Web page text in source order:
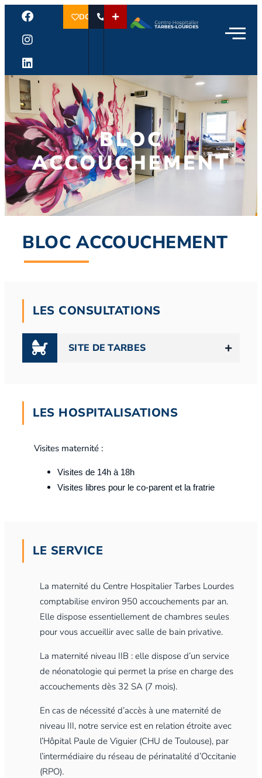
DON
BLOC
ACCOUCHEMENT
BLOC ACCOUCHEMENT
LES CONSULTATIONS
SITE DE TARBES
LES HOSPITALISATIONS
Visites maternité :
Visites de 14h à 18h
Visites libres pour le co-parent et la fratrie
LE SERVICE
La maternité du Centre Hospitalier Tarbes Lourdes
comptabilise environ 950 accouchements par an.
Elle dispose essentiellement de chambres seules
pour vous accueillir avec salle de bain privative.
La maternité niveau IIB : elle dispose d’un service
de néonatologie qui permet la prise en charge des
accouchements dès 32 SA (7 mois).
En cas de nécessité d’accès à une maternité de
niveau III, notre service est en relation étroite avec
l’Hôpital Paule de Viguier (CHU de Toulouse), par
l’intermédiaire du réseau de périnatalité d’Occitanie
(RPO).